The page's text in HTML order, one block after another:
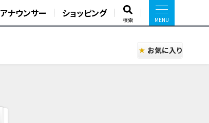
アナウンサー ショッピング
検索
お気に入り